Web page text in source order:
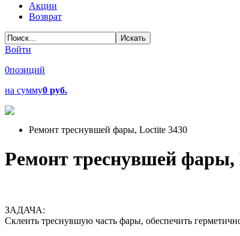
Акции
Возврат
Войти
0позиций
на сумму0 руб.
Ремонт треснувшей фары, Loctite 3430
Ремонт треснувшей фары,
ЗАДАЧА:
Склеить треснувшую часть фары, обеспечить